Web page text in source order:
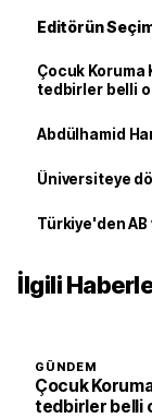
Editörün
Çocuk Koruma
tedbirler belli
Abdülhamid
Üniversiteye
Türkiye'den
İlgili
GÜNDEM
Çocuk
tedbirler belli